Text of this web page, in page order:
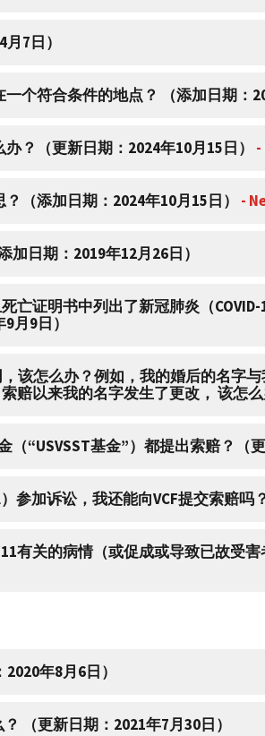
7日）
个符合条件的地点？ （添加日期：
？（更新日期：2024年10月15日） -
（添加日期：2024年10月15日） -
日期：2019年12月26日）
证明书中列出了新冠肺炎（
月9日）
该怎么办？例如，我的婚后的名字
以来我的名字发生了更改， 该怎么
“USVSST基金”）都提出索赔？（
加诉讼，我还能向VCF提交索赔吗
年8月6日）
（更新日期：2021年7月30日）